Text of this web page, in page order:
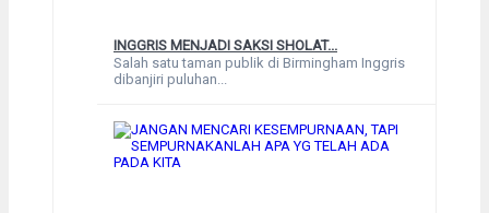
INGGRIS MENJADI SAKSI SHOLAT...
Salah satu taman publik di Birmingham Inggris
dibanjiri puluhan...